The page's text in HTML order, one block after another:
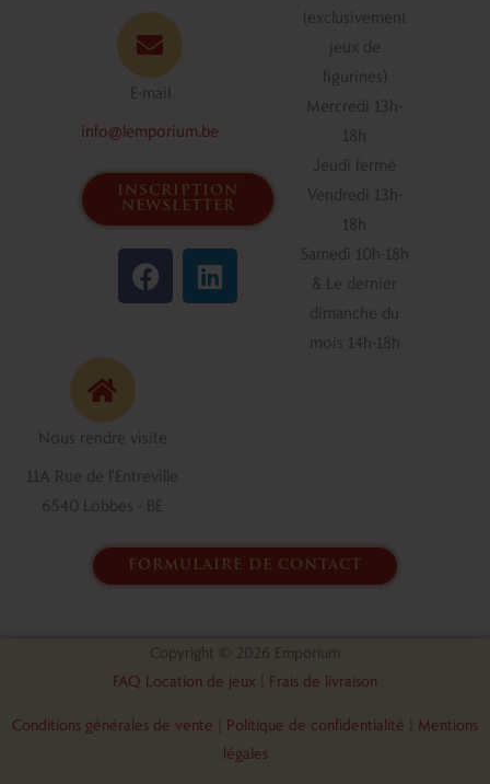
E-mail
info@lemporium.be
inscription
newsletter
F
a
c
o
k
L
i
n
(exclusivement
jeux de
figurines)
Mercredi 13h-
18h
Jeudi fermé
Vendredi 13h-
18h
Samedi 10h-18h
& Le dernier
dimanche du
mois 14h-18h
Nous rendre visite
11A Rue de l'Entreville
6540 Lobbes - BE
formulaire de contact
Copyright © 2026 Emporium
FAQ Location de jeux
Frais de livraison
Conditions générales de vente Politique de confidentialité
Mentions
légales